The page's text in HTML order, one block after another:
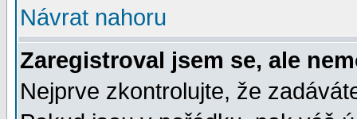
Návrat nahoru
Zaregistroval jsem se, ale
Nejprve zkontrolujte, že